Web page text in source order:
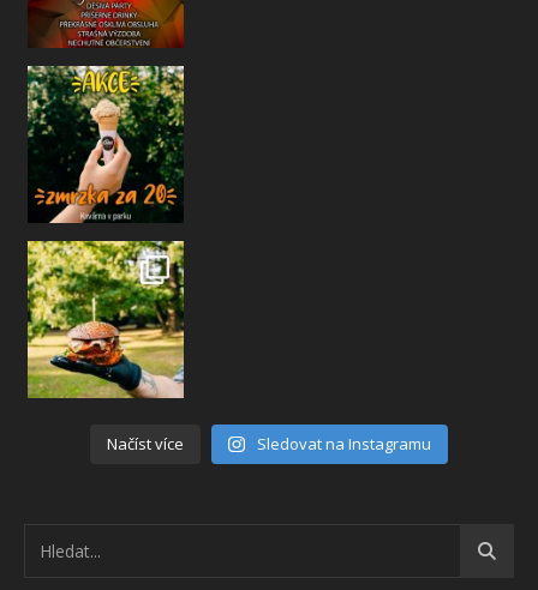
Jelikož je už říjen a počasí nám taky m
Načíst více Sledovat na Instagramu